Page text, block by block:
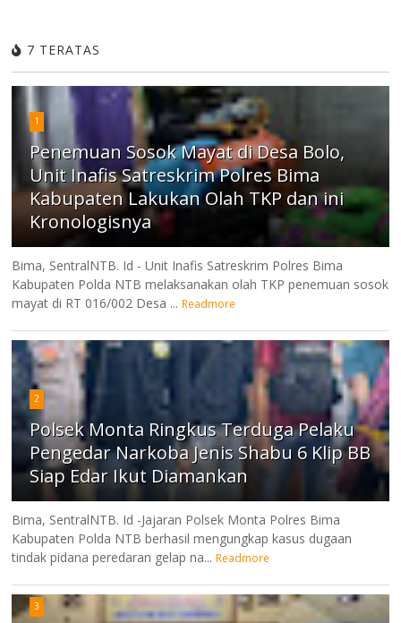
7 TERATAS
1
Penemuan Sosok Mayat di Desa Bolo,
Unit Inafis Satreskrim Polres Bima
Kabupaten Lakukan Olah TKP dan ini
Kronologisnya
Bima, SentralNTB. Id - Unit Inafis Satreskrim Polres Bima
Kabupaten Polda NTB melaksanakan olah TKP penemuan sosok
mayat di RT 016/002 Desa ... Readmore
2
Polsek Monta Ringkus Terduga Pelaku
Pengedar Narkoba Jenis Shabu 6 Klip BB
Siap Edar Ikut Diamankan
Bima, SentralNTB. Id -Jajaran Polsek Monta Polres Bima
Kabupaten Polda NTB berhasil mengungkap kasus dugaan
tindak pidana peredaran gelap na... Readmore
3